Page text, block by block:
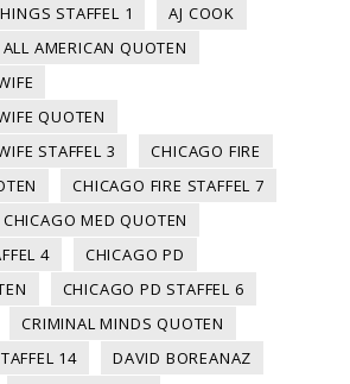
STAFFEL 1
AJ COOK
ALL AMERICAN QUOTEN
QUOTEN
STAFFEL 3
CHICAGO FIRE
CHICAGO FIRE STAFFEL 7
CHICAGO MED QUOTEN
4
CHICAGO PD
CHICAGO PD STAFFEL 6
CRIMINAL MINDS QUOTEN
14
DAVID BOREANAZ